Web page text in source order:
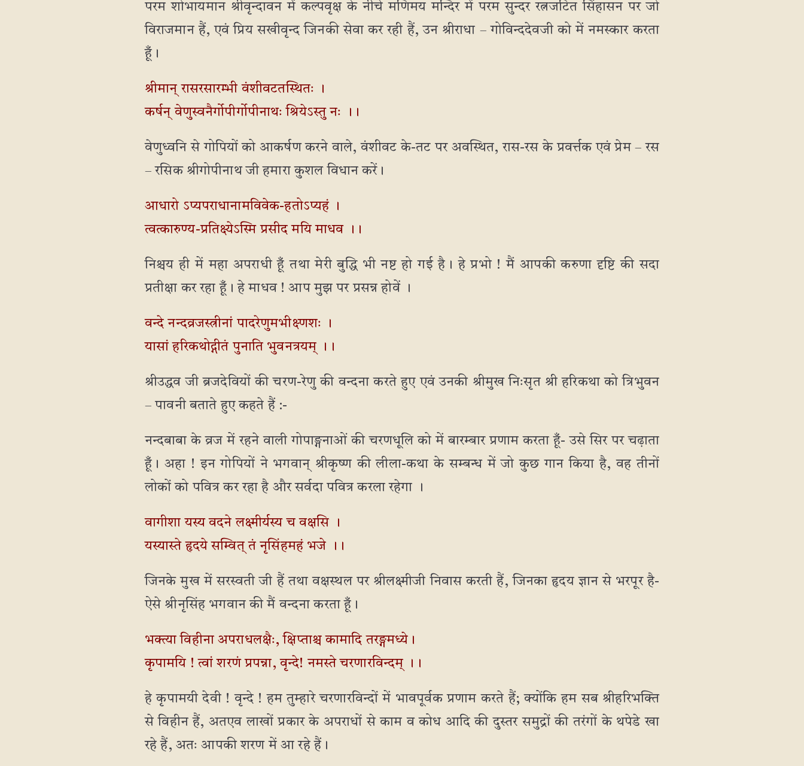
परम शोभायमान श्रीवृन्दावन में कल्पवृक्ष के नीचे मणिमय मन्दिर में परम सुन्दर रत्नजटित सिंहासन पर जो
विराजमान हैं, एवं प्रिय सखीवृन्द जिनकी सेवा कर रही हैं, उन श्रीराधा – गोविन्ददेवजी को में नमस्कार करता
हूँ।
श्रीमान् रासरसारम्भी वंशीवटतस्थितः ।
कर्षन् वेणुस्वनैर्गोपीर्गोपीनाथः श्रियेऽस्तु नः ।।
वेणुध्वनि से गोपियों को आकर्षण करने वाले, वंशीवट के-तट पर अवस्थित, रास-रस के प्रवर्त्तक एवं प्रेम – रस
– रसिक श्रीगोपीनाथ जी हमारा कुशल विधान करें।
आधारो ऽप्यपराधानामविवेक-हतोऽप्यहं ।
त्वत्कारुण्य-प्रतिक्ष्येऽस्मि प्रसीद मयि माधव ।।
निश्चय ही में महा अपराधी हूँ तथा मेरी बुद्धि भी नष्ट हो गई है। हे प्रभो ! मैं आपकी करुणा दृष्टि की सदा
प्रतीक्षा कर रहा हूँ। हे माधव ! आप मुझ पर प्रसन्न होवें ।
वन्दे नन्दव्रजस्त्रीनां पादरेणुमभीक्ष्णशः ।
यासां हरिकथोद्गीतं पुनाति भुवनत्रयम् ।।
श्रीउद्धव जी ब्रजदेवियों की चरण-रेणु की वन्दना करते हुए एवं उनकी श्रीमुख निःसृत श्री हरिकथा को त्रिभुवन
– पावनी बताते हुए कहते हैं :-
नन्दबाबा के व्रज में रहने वाली गोपाङ्गनाओं की चरणधूलि को में बारम्बार प्रणाम करता हूँ- उसे सिर पर चढ़ाता
हूँ। अहा ! इन गोपियों ने भगवान् श्रीकृष्ण की लीला-कथा के सम्बन्ध में जो कुछ गान किया है, वह तीनों
लोकों को पवित्र कर रहा है और सर्वदा पवित्र करला रहेगा ।
वागीशा यस्य वदने लक्ष्मीर्यस्य च वक्षसि ।
यस्यास्ते हृदये सम्वित् तं नृसिंहमहं भजे ।।
जिनके मुख में सरस्वती जी हैं तथा वक्षस्थल पर श्रीलक्ष्मीजी निवास करती हैं, जिनका हृदय ज्ञान से भरपूर है-
ऐसे श्रीनृसिंह भगवान की मैं वन्दना करता हूँ।
भक्त्या विहीना अपराधलक्षैः, क्षिप्ताश्च कामादि तरङ्गमध्ये।
कृपामयि ! त्वां शरणं प्रपन्ना, वृन्दे! नमस्ते चरणारविन्दम् ।।
हे कृपामयी देवी ! वृन्दे ! हम तुम्हारे चरणारविन्दों में भावपूर्वक प्रणाम करते हैं; क्योंकि हम सब श्रीहरिभक्ति
से विहीन हैं, अतएव लाखों प्रकार के अपराधों से काम व कोध आदि की दुस्तर समुद्रों की तरंगों के थपेडे खा
रहे हैं, अतः आपकी शरण में आ रहे हैं।